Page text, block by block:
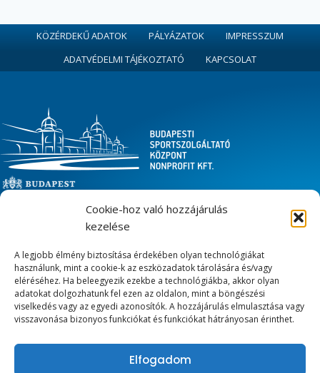
Cookie-hoz való hozzájárulás
kezelése
A legjobb élmény biztosítása érdekében olyan technológiákat
használunk, mint a cookie-k az eszközadatok tárolására és/vagy
eléréséhez. Ha beleegyezik ezekbe a technológiákba, akkor olyan
adatokat dolgozhatunk fel ezen az oldalon, mint a böngészési
viselkedés vagy az egyedi azonosítók. A hozzájárulás elmulasztása vagy
visszavonása bizonyos funkciókat és funkciókat hátrányosan érinthet.
Elfogadom
KÖZÉRDEKŰ ADATOK PÁLYÁZATOK
IMPRESSZUM
ADATVÉDELMI TÁJÉKOZTATÓ
KAPCSOLAT
LÉTESÍTMÉNYEINK
Városligeti Műjégpálya
Margitszigeti Atlétikai Centrum
Zugligeti úti Sport- és Szabadidőközpont
Ifjúsági szállók